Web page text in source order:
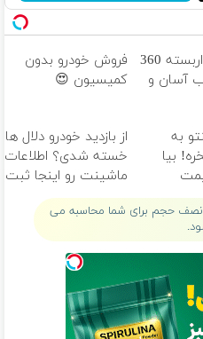
دوربین مداربسته 360
آسان و
فروش خودرو بدون
کمیسیون 😍
به
بیا
خریدار
از بازدید خودرو دلال ها
خسته شدی؟ اطلاعات
ماشینت رو اینجا ثبت
کن
و نصف حجم برای شما محاسبه می